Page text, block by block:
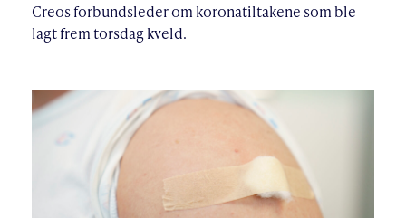
Creos forbundsleder om koronatiltakene som ble
lagt frem torsdag kveld.